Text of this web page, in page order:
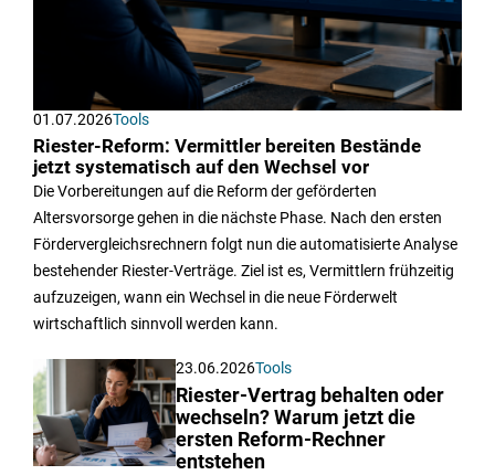
01.07.2026Tools
Riester-Reform: Vermittler bereiten Bestände
jetzt systematisch auf den Wechsel vor
Die Vorbereitungen auf die Reform der geförderten
Altersvorsorge gehen in die nächste Phase. Nach den ersten
Fördervergleichsrechnern folgt nun die automatisierte Analyse
bestehender Riester-Verträge. Ziel ist es, Vermittlern frühzeitig
aufzuzeigen, wann ein Wechsel in die neue Förderwelt
wirtschaftlich sinnvoll werden kann.
23.06.2026Tools
Riester-Vertrag behalten oder
wechseln? Warum jetzt die
ersten Reform-Rechner
entstehen